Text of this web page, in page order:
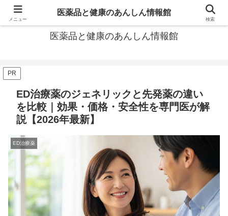
あなたの医薬品選び、後悔しないための情報が見つかる場所。
医薬品と健康のあんしん情報館
PR
ED治療薬のジェネリックと先発薬の違い
を比較｜効果・価格・安全性を専門医が解
説【2026年最新】
ED治療薬
メニュー
医薬品と健康のあんしん情報館
検索